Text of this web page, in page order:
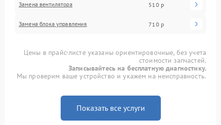
Замена вентилятора 510 р
Замена блока управления 710 р
Цены в прайс-листе указаны ориентировочные, без учета
стоимости запчастей.
Записывайтесь на бесплатную диагностику.
Мы проверим ваше устройство и укажем на неисправность.
Показать все услуги